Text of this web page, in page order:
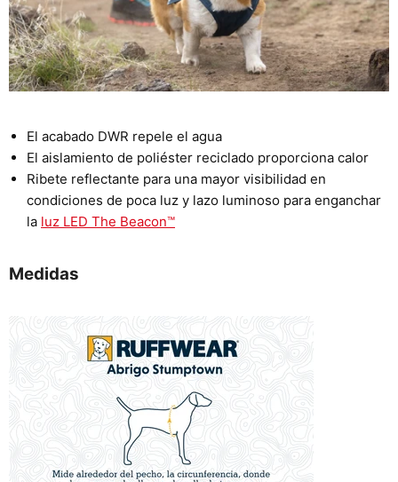
El acabado DWR repele el agua
El aislamiento de poliéster reciclado proporciona calor
Ribete reflectante para una mayor visibilidad en
condiciones de poca luz y lazo luminoso para enganchar
la luz LED The Beacon™️
Medidas